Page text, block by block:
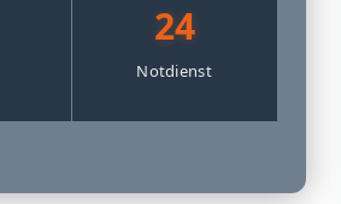
24
Notdienst